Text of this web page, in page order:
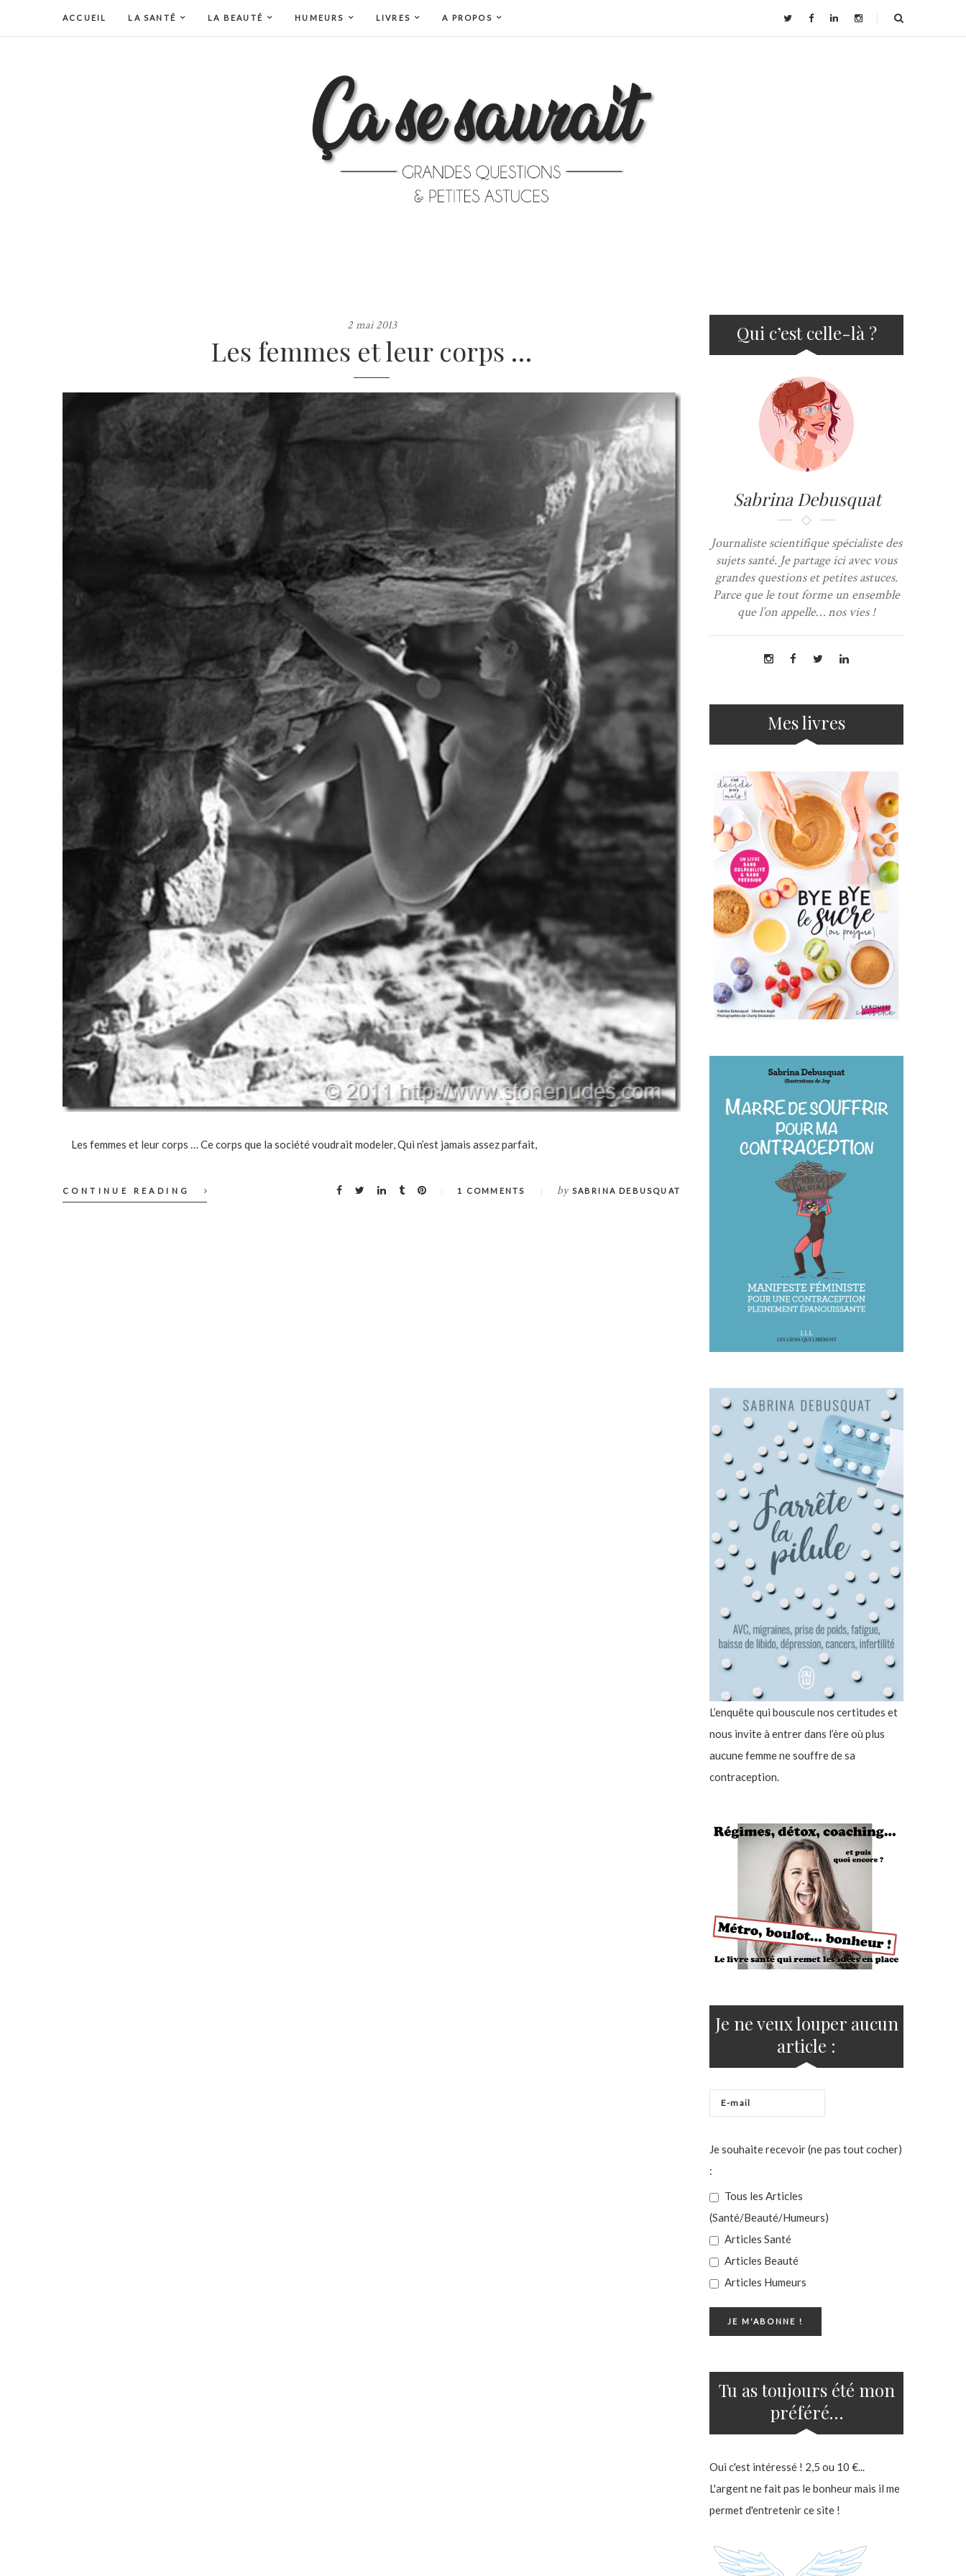
ACCUEIL LA SANTÉ LA BEAUTÉ HUMEURS LIVRES A PROPOS
2 mai 2013
Les femmes et leur corps …
Les femmes et leur corps … Ce corps que la société voudrait modeler, Qui n’est jamais assez parfait,
CONTINUE READING 1 COMMENTS by SABRINA DEBUSQUAT
Qui c’est celle-là ?
Sabrina Debusquat
Journaliste scientifique spécialiste des
sujets santé. Je partage ici avec vous
grandes questions et petites astuces.
Parce que le tout forme un ensemble
que l’on appelle… nos vies !
Mes livres
L’enquête qui bouscule nos certitudes et
nous invite à entrer dans l’ère où plus
aucune femme ne souffre de sa
contraception.
Je ne veux louper aucun
article :
Je souhaite recevoir (ne pas tout cocher)
:
Tous les Articles
(Santé/Beauté/Humeurs)
Articles Santé
Articles Beauté
Articles Humeurs
Tu as toujours été mon
préféré…
Oui c'est intéressé ! 2,5 ou 10 €...
L'argent ne fait pas le bonheur mais il me
permet d'entretenir ce site !